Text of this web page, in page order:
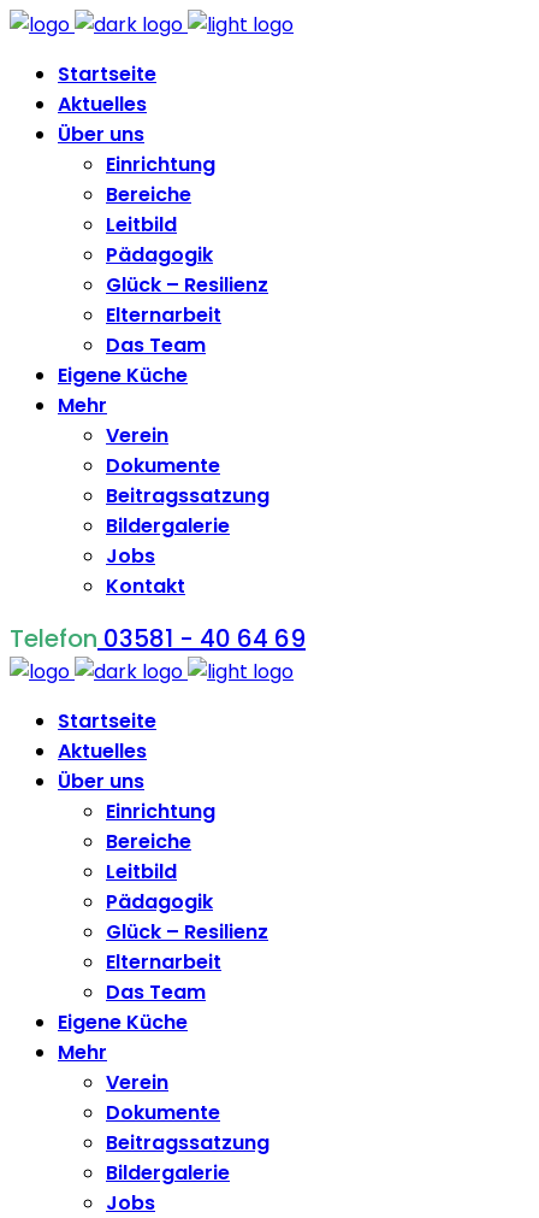
Startseite
Aktuelles
Über uns
Einrichtung
Bereiche
Leitbild
Pädagogik
Glück – Resilienz
Elternarbeit
Das Team
Eigene Küche
Mehr
Verein
Dokumente
Beitragssatzung
Bildergalerie
Jobs
Kontakt
Telefon 03581 - 40 64 69
Startseite
Aktuelles
Über uns
Einrichtung
Bereiche
Leitbild
Pädagogik
Glück – Resilienz
Elternarbeit
Das Team
Eigene Küche
Mehr
Verein
Dokumente
Beitragssatzung
Bildergalerie
Jobs